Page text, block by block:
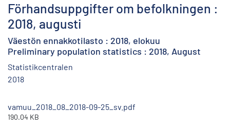
Förhandsuppgifter om befolkningen :
2018, augusti
Väestön ennakkotilasto : 2018, elokuu
Preliminary population statistics : 2018, August
Statistikcentralen
2018
vamuu_2018_08_2018-09-25_sv.pdf
190.04 KB